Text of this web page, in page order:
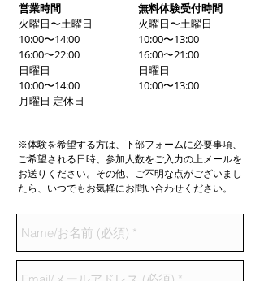
営業時間
火曜日〜土曜日
10:00〜14:00
16:00〜22:00
日曜日
10:00〜14:00
月曜日 定休日
無料体験受付時間
火曜日〜土曜日
10:00〜13:00
16:00〜21:00
日曜日
10:00〜13:00
※体験を希望する方は、下部フォームに必要事項、
ご希望される日時、参加人数をご入力の上メールを
お送りください。その他、ご不明な点がございまし
たら、いつでもお気軽にお問い合わせください。